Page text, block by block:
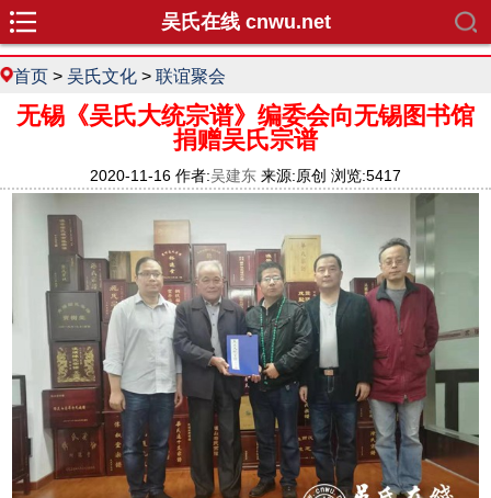
吴氏在线 cnwu.net
首页 > 吴氏文化 > 联谊聚会
无锡《吴氏大统宗谱》编委会向无锡图书馆
捐赠吴氏宗谱
2020-11-16 作者:吴建东 来源:原创 浏览:5417